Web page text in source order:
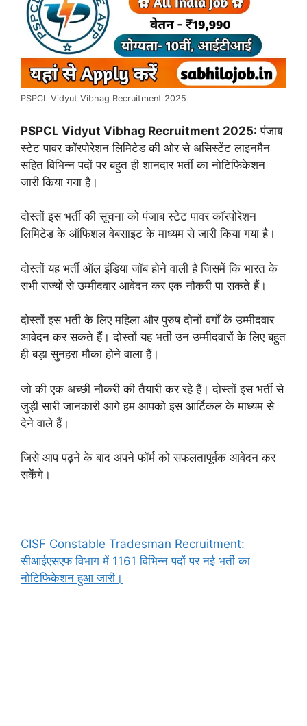
PSPCL Vidyut Vibhag Recruitment 2025
PSPCL Vidyut Vibhag Recruitment 2025: पंजाब
स्टेट पावर कॉरपोरेशन लिमिटेड की ओर से असिस्टेंट लाइनमैन
सहित विभिन्न पदों पर बहुत ही शानदार भर्ती का नोटिफिकेशन
जारी किया गया है।
दोस्तों इस भर्ती की सूचना को पंजाब स्टेट पावर कॉरपोरेशन
लिमिटेड के ऑफिशल वेबसाइट के माध्यम से जारी किया गया है।
दोस्तों यह भर्ती ऑल इंडिया जॉब होने वाली है जिसमें कि भारत के
सभी राज्यों से उम्मीदवार आवेदन कर एक नौकरी पा सकते हैं।
दोस्तों इस भर्ती के लिए महिला और पुरुष दोनों वर्गों के उम्मीदवार
आवेदन कर सकते हैं। दोस्तों यह भर्ती उन उम्मीदवारों के लिए बहुत
ही बड़ा सुनहरा मौका होने वाला हैं।
जो की एक अच्छी नौकरी की तैयारी कर रहे हैं। दोस्तों इस भर्ती से
जुड़ी सारी जानकारी आगे हम आपको इस आर्टिकल के माध्यम से
देने वाले हैं।
जिसे आप पढ़ने के बाद अपने फॉर्म को सफलतापूर्वक आवेदन कर
सकेंगे।
CISF Constable Tradesman Recruitment:
सीआईएसएफ विभाग में 1161 विभिन्न पदों पर नई भर्ती का
नोटिफिकेशन हुआ जारी।